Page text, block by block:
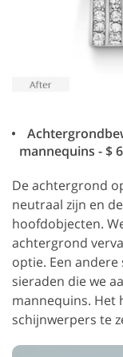
mannequins - $ 6
De achtergrond
neutraal zijn en
hoofdobjecten.
achtergrond
optie. Een
sieraden die we
mannequins. Het
schijnwerpers te